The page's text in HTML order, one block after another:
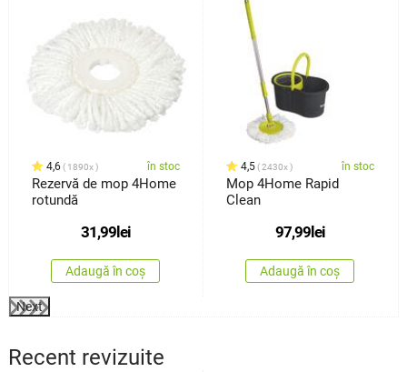
4,6 1890x în stoc
Rezervă de mop 4Home
rotundă
31,99lei
Adaugă în coș
4,5 2430x în stoc
Mop 4Home Rapid
Clean
97,99lei
Adaugă în coș
Next
Recent revizuite